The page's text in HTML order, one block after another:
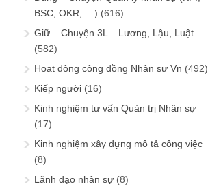
BSC, OKR, …) (616)
Giữ – Chuyện 3L – Lương, Lậu, Luật
(582)
Hoạt động cộng đồng Nhân sự Vn (492)
Kiếp người (16)
Kinh nghiệm tư vấn Quản trị Nhân sự
(17)
Kinh nghiệm xây dựng mô tả công việc
(8)
Lãnh đạo nhân sự (8)